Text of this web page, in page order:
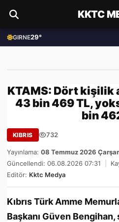
KKTC
GIRNE29°
KTAMS: Dört kişilik
43 bin 469 TL,
bin
KIBRIS 732
Yayınlama: 08 Temmuz 2026
Güncellendi: 06.08.2026 07:31
Editör: Kktc Medya
Kıbrıs Türk Amme
Başkanı Güven Bengihan,